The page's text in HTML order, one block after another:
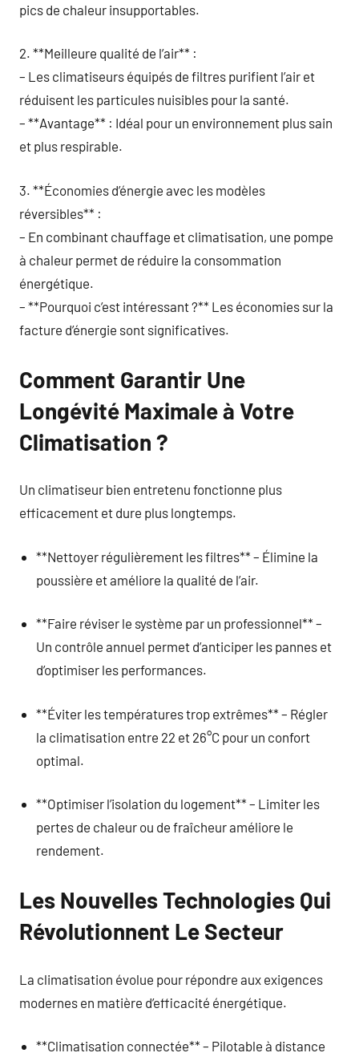
pics de chaleur insupportables.
2. **Meilleure qualité de l’air** :
– Les climatiseurs équipés de filtres purifient l’air et
réduisent les particules nuisibles pour la santé.
– **Avantage** : Idéal pour un environnement plus sain
et plus respirable.
3. **Économies d’énergie avec les modèles
réversibles** :
– En combinant chauffage et climatisation, une pompe
à chaleur permet de réduire la consommation
énergétique.
– **Pourquoi c’est intéressant ?** Les économies sur la
facture d’énergie sont significatives.
Comment Garantir Une
Longévité Maximale à Votre
Climatisation ?
Un climatiseur bien entretenu fonctionne plus
efficacement et dure plus longtemps.
**Nettoyer régulièrement les filtres** – Élimine la
poussière et améliore la qualité de l’air.
**Faire réviser le système par un professionnel** –
Un contrôle annuel permet d’anticiper les pannes et
d’optimiser les performances.
**Éviter les températures trop extrêmes** – Régler
la climatisation entre 22 et 26°C pour un confort
optimal.
**Optimiser l’isolation du logement** – Limiter les
pertes de chaleur ou de fraîcheur améliore le
rendement.
Les Nouvelles Technologies Qui
Révolutionnent Le Secteur
La climatisation évolue pour répondre aux exigences
modernes en matière d’efficacité énergétique.
**Climatisation connectée** – Pilotable à distance